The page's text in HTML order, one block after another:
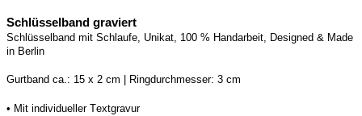
Schlüsselband graviert
Schlüsselband mit Schlaufe, Unikat, 100 % Handarbeit, Designed & Made
in Berlin
Gurtband ca.: 15 x 2 cm | Ringdurchmesser: 3 cm
• Mit individueller Textgravur